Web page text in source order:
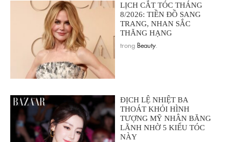
LỊCH CẮT TÓC THÁNG
8/2026: TIỀN ĐỒ SANG
TRANG, NHAN SẮC
THĂNG HẠNG
trong Beauty.
ĐỊCH LỆ NHIỆT BA
THOÁT KHỎI HÌNH
TƯỢNG MỸ NHÂN BĂNG
LÃNH NHỜ 5 KIỂU TÓC
NÀY